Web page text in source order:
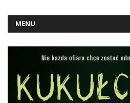
MENU
NOWOŚCI
PATRONATY